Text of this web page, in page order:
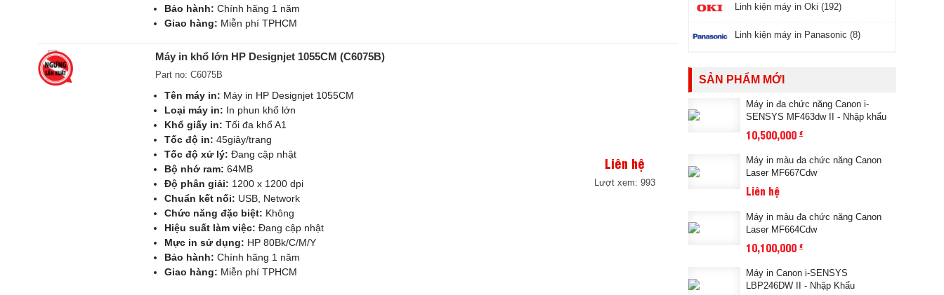
Bảo hành: Chính hãng 1 năm
Giao hàng: Miễn phí TPHCM
Máy in khổ lớn HP Designjet 1055CM (C6075B)
Part no: C6075B
Tên máy in: Máy in HP Designjet 1055CM
Loại máy in: In phun khổ lớn
Khổ giấy in: Tối đa khổ A1
Tốc độ in: 45giây/trang
Tốc độ xử lý: Đang cập nhật
Bộ nhớ ram: 64MB
Độ phân giải: 1200 x 1200 dpi
Chuẩn kết nối: USB, Network
Chức năng đặc biệt: Không
Hiệu suất làm việc: Đang cập nhật
Mực in sử dụng: HP 80Bk/C/M/Y
Bảo hành: Chính hãng 1 năm
Giao hàng: Miễn phí TPHCM
Liên hệ
Lượt xem: 993
Linh kiện máy in Oki (192)
Linh kiện máy in Panasonic (8)
SẢN PHẨM MỚI
Máy in đa chức năng Canon i-
SENSYS MF463dw II - Nhập khẩu
10,500,000 đ
Máy in màu đa chức năng Canon
Laser MF667Cdw
Liên hệ
Máy in màu đa chức năng Canon
Laser MF664Cdw
10,100,000 đ
Máy in Canon i-SENSYS
LBP246DW II - Nhập Khẩu